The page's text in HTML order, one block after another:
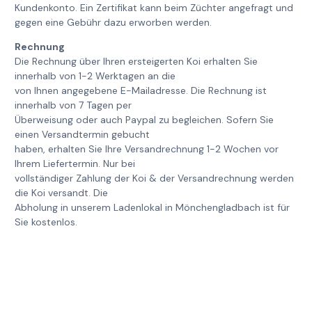
Kundenkonto. Ein Zertifikat kann beim Züchter angefragt und
gegen eine Gebühr dazu erworben werden.
Rechnung
Die Rechnung über Ihren ersteigerten Koi erhalten Sie
innerhalb von 1-2 Werktagen an die
von Ihnen angegebene E-Mailadresse. Die Rechnung ist
innerhalb von 7 Tagen per
Überweisung oder auch Paypal zu begleichen. Sofern Sie
einen Versandtermin gebucht
haben, erhalten Sie Ihre Versandrechnung 1-2 Wochen vor
Ihrem Liefertermin. Nur bei
vollständiger Zahlung der Koi & der Versandrechnung werden
die Koi versandt. Die
Abholung in unserem Ladenlokal in Mönchengladbach ist für
Sie kostenlos.